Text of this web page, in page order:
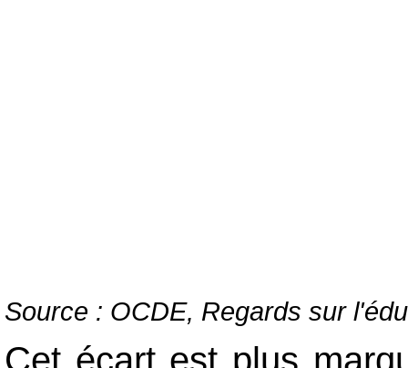
Source : OCDE, Regards sur
Cet écart est plus